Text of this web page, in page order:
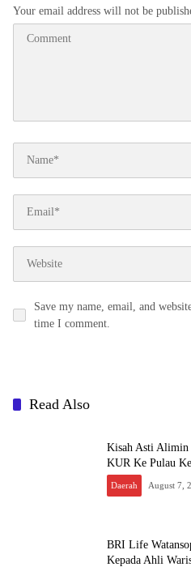
Your email address will not be
Save my name, email, and
time I comment.
Read Also
Kisah Asti Alimin
KUR Ke Pulau
Daerah August 7,
BRI Life
Kepada Ahli